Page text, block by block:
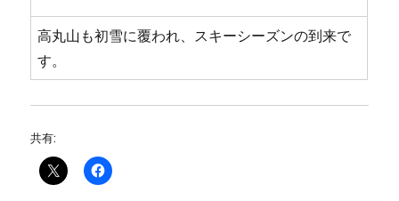
高丸山も初雪に覆われ、スキーシーズンの到来で
す。
共有: